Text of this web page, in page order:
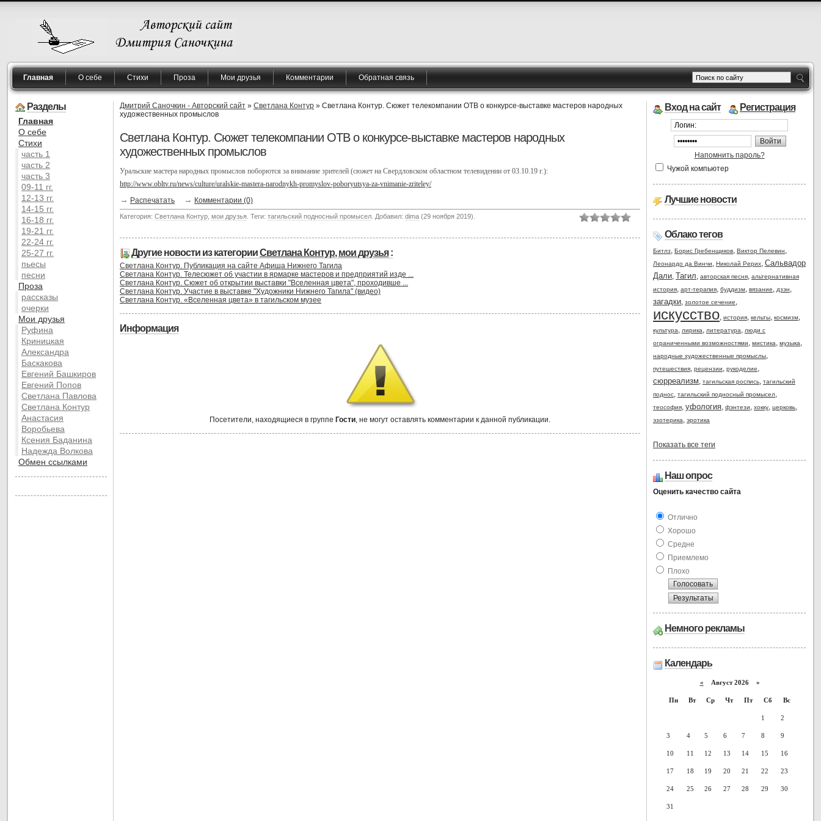
Главная О себе Стихи Проза Мои друзья Комментарии Обратная связь
Разделы
Главная
O себе
Cтихи
часть 1
часть 2
часть 3
09-11 гг.
12-13 гг.
14-15 гг.
16-18 гг.
19-21 гг.
22-24 гг.
25-27 гг.
пьесы
песни
Проза
рассказы
очерки
Мои друзья
Руфина
Криницкая
Александра
Баскакова
Евгений Башкиров
Евгений Попов
Светлана Павлова
Светлана Контур
Анастасия
Воробьева
Ксения Баданина
Надежда Волкова
Обмен ссылками
Дмитрий Саночкин - Авторский сайт » Светлана Контур » Светлана Контур. Сюжет телекомпании ОТВ о конкурсе-выставке мастеров народных
художественных промыслов
Светлана Контур. Сюжет телекомпании ОТВ о конкурсе-выставке мастеров народных
художественных промыслов
Уральские мастера народных промыслов поборются за внимание зрителей (сюжет на Свердловском областном телевидении от 03.10.19 г.):
http://www.obltv.ru/news/culture/uralskie-mastera-narodnykh-promyslov-poboryutsya-za-vnimanie-zriteley/
→ Распечатать → Комментарии (0)
Категория: Светлана Контур мои друзья . Теги: тагильский подносный промысел . Добавил: dima (29 ноября 2019).
Другие новости из категорииСветлана Контур,мои друзья:
Светлана Контур. Публикация на сайте Афиша Нижнего Тагила
Светлана Контур. Телесюжет об участии в ярмарке мастеров и предприятий изде ...
Светлана Контур. Сюжет об открытии выставки "Вселенная цвета", проходивше ...
Светлана Контур. Участие в выставке "Художники Нижнего Тагила" (видео)
Светлана Контур. «Вселенная цвета» в тагильском музее
Информация
Посетители, находящиеся в группе Гости, не могут оставлять комментарии к данной публикации.
Вход на сайт Регистрация
Напомнить пароль?
Чужой компьютер
Лучшие новости
Облако тегов
Битлз, Борис Гребенщиков, Виктор Пелевин,
Леонардо да Винчи, Николай Рерих, Сальвадор
Дали, Тагил, авторская песня, альтернативная
история, арт-терапия, буддизм, вязание, дзэн,
загадки, золотое сечение,
искусство, история, кельты, космизм,
культура, лирика, литература, люди с
ограниченными возможностями, мистика, музыка,
народные художественные промыслы,
путешествия, рецензии, рукоделие,
сюрреализм, тагильская роспись, тагильский
поднос, тагильский подносный промысел,
теософия, уфология, фэнтези, хокку, церковь,
эзотерика, эротика
Показать все теги
Наш опрос
Оценить качество сайта
Отлично
Xoрошо
Средне
Приемлемо
Плохо
Немного рекламы
Календарь
« Август 2026 »
Пн Вт Ср Чт Пт Сб Вс
1 2
3 4 5 6 7 8 9
10 11 12 13 14 15 16
17 18 19 20 21 22 23
24 25 26 27 28 29 30
31